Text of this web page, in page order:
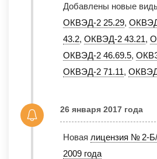
Добавлены новые
ОКВЭД-2 25.29,
43.2, ОКВЭД-2 43.21,
ОКВЭД-2 46.69.5,
ОКВЭД-2 71.11,
26 января 2017 года
Новая лицензия № 2-
2009 года